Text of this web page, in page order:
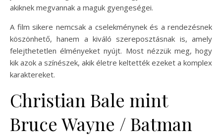
akiknek megvannak a maguk gyengeségei.
A film sikere nemcsak a cselekménynek és a rendezésnek
köszönhető, hanem a kiváló szereposztásnak is, amely
felejthetetlen élményeket nyújt. Most nézzük meg, hogy
kik azok a színészek, akik életre keltették ezeket a komplex
karaktereket.
Christian Bale mint
Bruce Wayne / Batman